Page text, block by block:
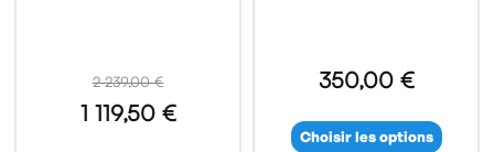
2 239,00 €
1 119,50 €
350,00 €
Choisir les options